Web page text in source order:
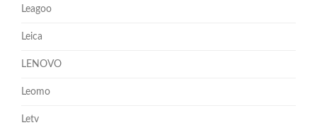
Leagoo
Leica
LENOVO
Leomo
Letv